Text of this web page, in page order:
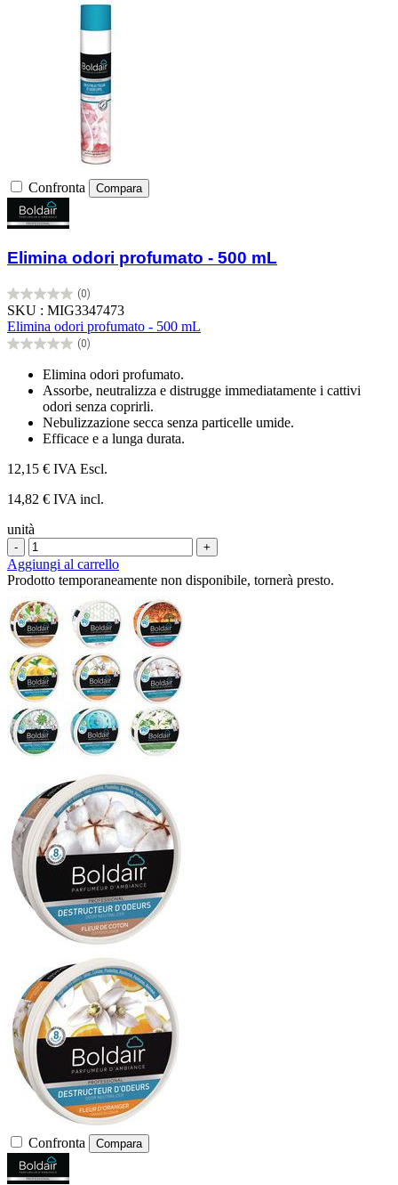
Confronta Compara
Elimina odori profumato - 500 mL
(0)
0.0
su
5
stelle.
SKU : MIG3347473
Elimina odori profumato - 500 mL
(0)
0.0
Elimina odori profumato.
Assorbe, neutralizza e distrugge immediatamente i cattivi
odori senza coprirli.
Nebulizzazione secca senza particelle umide.
Efficace e a lunga durata.
12,15 € IVA Escl.
14,82 € IVA incl.
unità
- +
Aggiungi al carrello
Prodotto temporaneamente non disponibile, tornerà presto.
Confronta Compara